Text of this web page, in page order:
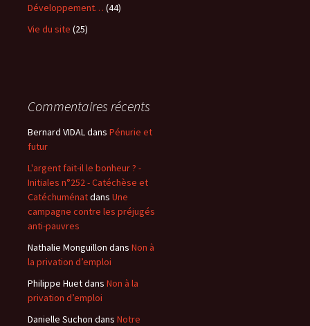
Développement… (44)
Vie du site (25)
Commentaires récents
Bernard VIDAL dans Pénurie et
futur
L'argent fait-il le bonheur ? -
Initiales n°252 - Catéchèse et
Catéchuménatdans Une
campagne contre les préjugés
anti-pauvres
Nathalie Monguillon dans Non à
la privation d’emploi
Philippe Huetdans Non à la
privation d’emploi
Danielle Suchon dans Notre